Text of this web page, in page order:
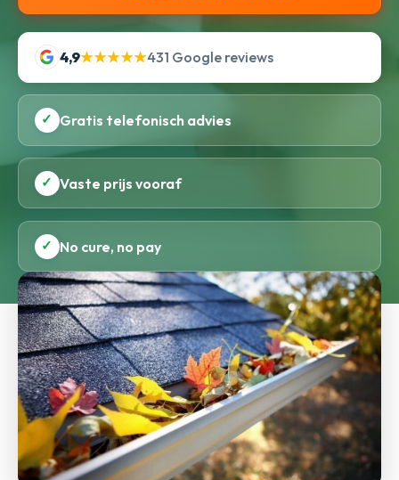
4,9★★★★★431 Google reviews
✓ Gratis telefonisch advies
✓ Vaste prijs vooraf
✓ No cure, no pay